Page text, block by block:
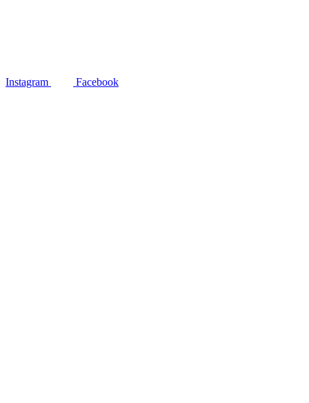
Instagram Facebook